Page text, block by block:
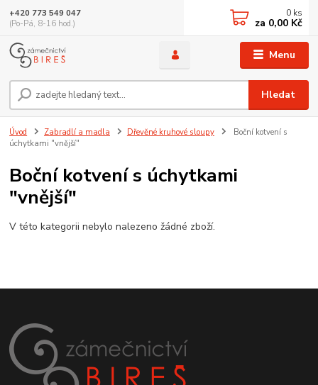
Menu
Hledat
+420 773 549 047
(Po-Pá, 8-16 hod.)
0 ks
za 0,00 Kč
Úvod Zabradlí a madla Dřevěné kruhové sloupy
Boční kotvení s
úchytkami "vnější"
Boční kotvení s úchytkami
"vnější"
V této kategorii nebylo nalezeno žádné zboží.